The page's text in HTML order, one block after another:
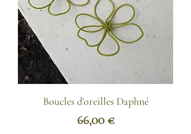
Boucles d'oreilles Daphné
Prix
66,00 €